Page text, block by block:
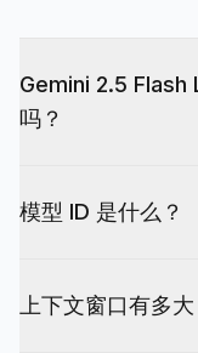
Gemini 2.5 Flash
吗？
请求和 Gemini 原生
模型 ID 是什么？
上下文窗口有多大